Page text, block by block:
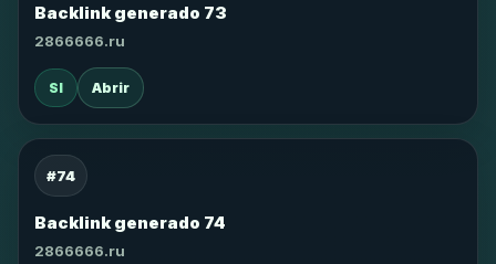
Backlink generado 73
2866666.ru
SI Abrir
#74
Backlink generado 74
2866666.ru